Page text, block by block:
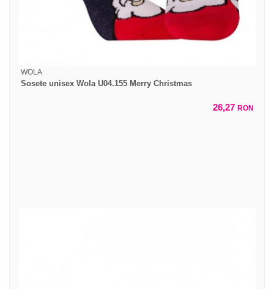
WOLA
Sosete unisex Wola U04.155 Merry Christmas
26,27 RON